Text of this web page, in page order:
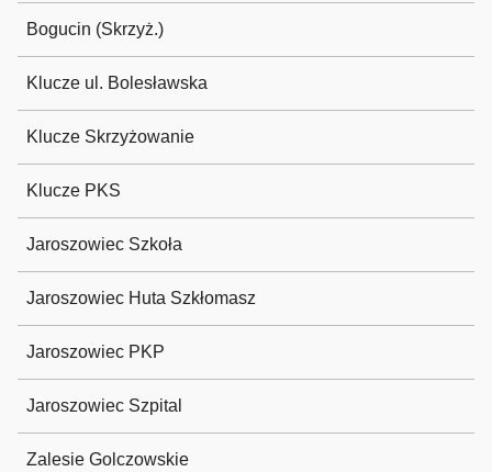
Bogucin (Skrzyż.)
Klucze ul. Bolesławska
Klucze Skrzyżowanie
Klucze PKS
Jaroszowiec Szkoła
Jaroszowiec Huta Szkłomasz
Jaroszowiec PKP
Jaroszowiec Szpital
Zalesie Golczowskie